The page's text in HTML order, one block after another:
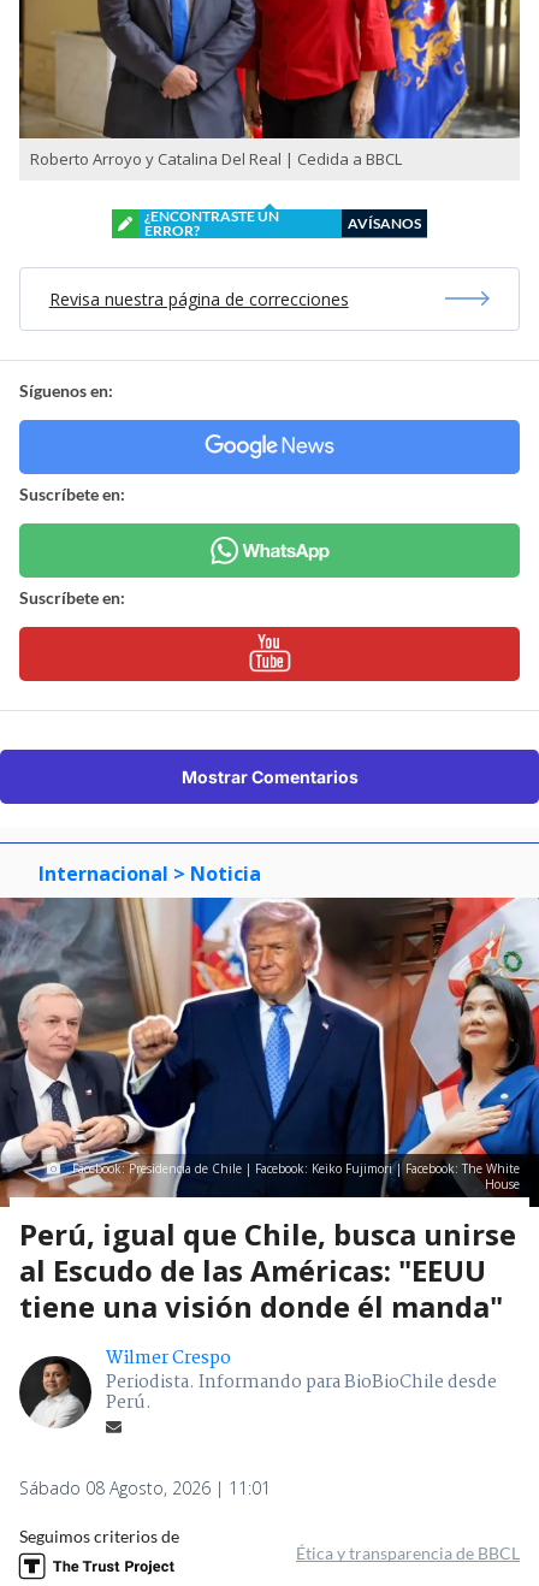
Roberto Arroyo y Catalina Del Real | Cedida a BBCL
¿ENCONTRASTE UN
ERROR?
AVÍSANOS
Revisa nuestra página de correcciones
Síguenos en:
Suscríbete en:
Suscríbete en:
Mostrar Comentarios
Internacional > Noticia
Facebook: Presidencia de Chile | Facebook: Keiko Fujimori | Facebook: The White
House
Perú, igual que Chile, busca unirse
al Escudo de las Américas: "EEUU
tiene una visión donde él manda"
Wilmer Crespo
Periodista. Informando para BioBioChile desde
Perú.
Sábado 08 Agosto, 2026 | 11:01
Seguimos criterios de
Ética y transparencia de BBCL